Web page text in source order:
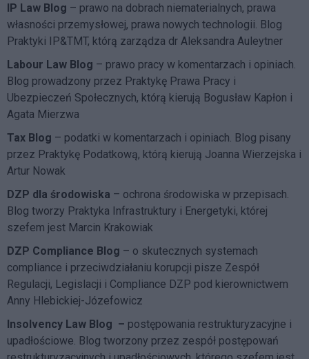
IP Law Blog – prawo na dobrach niematerialnych, prawa
własności przemysłowej, prawa nowych technologii. Blog
Praktyki IP&TMT, którą zarządza dr Aleksandra Auleytner
Labour Law Blog – prawo pracy w komentarzach i opiniach.
Blog prowadzony przez Praktykę Prawa Pracy i
Ubezpieczeń Społecznych, którą kierują Bogusław Kapłon i
Agata Mierzwa
Tax Blog – podatki w komentarzach i opiniach. Blog pisany
przez Praktykę Podatkową, którą kierują Joanna Wierzejska i
Artur Nowak
DZP dla środowiska – ochrona środowiska w przepisach.
Blog tworzy Praktyka Infrastruktury i Energetyki, której
szefem jest Marcin Krakowiak
DZP Compliance Blog – o skutecznych systemach
compliance i przeciwdziałaniu korupcji pisze Zespół
Regulacji, Legislacji i Compliance DZP pod kierownictwem
Anny Hlebickiej-Józefowicz
Insolvency Law Blog – postępowania restrukturyzacyjne i
upadłościowe. Blog tworzony przez zespół postępowań